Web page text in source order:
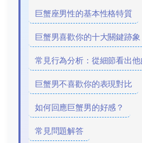
巨蟹座男性的基本性格特質
巨蟹男喜歡你的十大關鍵跡象
常見行為分析：從細節看出
巨蟹男不喜歡你的表現對比
如何回應巨蟹男的好感？
常見問題解答